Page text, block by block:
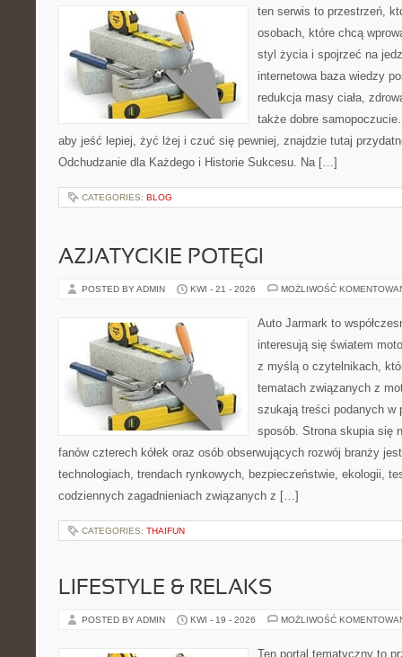
ten serwis to przestrzeń,
osobach, które chcą
styl życia i spojrzeć na
internetowa baza wiedzy
redukcja masy ciała,
także dobre
aby jeść lepiej, żyć lżej i czuć się pewniej, znajdzie tutaj
Odchudzanie dla Każdego i Historie Sukcesu. Na […]
CATEGORIES: BLOG
AZJATYCKIE POTĘGI
POSTED BY ADMIN KWI - 21 - 2026 MOŻLIWOŚĆ
Auto Jarmark to
interesują się światem
z myślą o czytelnikach,
tematach związanych z
szukają treści podanych w
sposób. Strona skupia się
fanów czterech kółek oraz osób obserwujących rozwój branży
technologiach, trendach rynkowych, bezpieczeństwie, ekologii,
codziennych zagadnieniach związanych z […]
CATEGORIES: THAIFUN
LIFESTYLE & RELAKS
POSTED BY ADMIN KWI - 19 - 2026 MOŻLIWOŚĆ
Ten portal tematyczny to